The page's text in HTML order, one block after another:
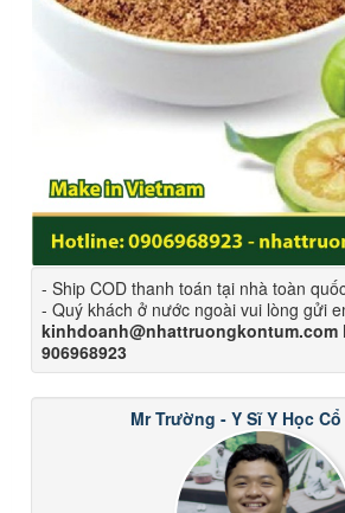
- Ship COD thanh toán tại nhà toàn
- Quý khách ở nước ngoài vui lòng gửi
kinhdoanh@nhattruongkontum.com
906968923
Mr Trường - Y Sĩ Y Học